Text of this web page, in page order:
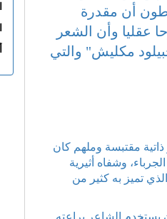
أن مقدرة
وأن الشعر
مكليش" والتي
مقتبسة وملهم كان
وشفاه أثيرية
تميز به كثير من
يستخدم الشاعر براعته